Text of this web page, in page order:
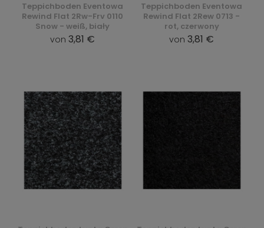
Teppichboden Eventowa
Rewind Flat 2Rw-Frv 0110
Snow - weiß, biały
von 3,81 €
Teppichboden Eventowa
Rewind Flat 2Rew 0713 -
rot, czerwony
von 3,81 €